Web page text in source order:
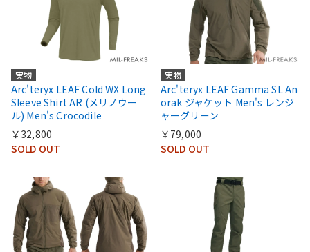
実物
Arc'teryx LEAF Cold WX Long
Sleeve Shirt AR (メリノウー
ル) Men's Crocodile
￥32,800
SOLD OUT
実物
Arc'teryx LEAF Gamma SL An
orak ジャケット Men's レンジ
ャーグリーン
￥79,000
SOLD OUT